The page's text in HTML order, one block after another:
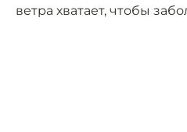
ветра хватает, чтобы